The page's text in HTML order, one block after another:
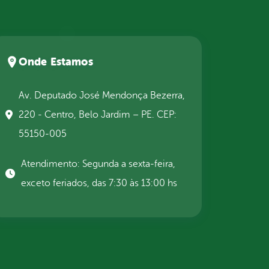
Onde Estamos
Av. Deputado José Mendonça Bezerra,
220 - Centro, Belo Jardim – PE. CEP:
55150-005
Atendimento: Segunda a sexta-feira,
exceto feriados, das 7:30 às 13:00 hs